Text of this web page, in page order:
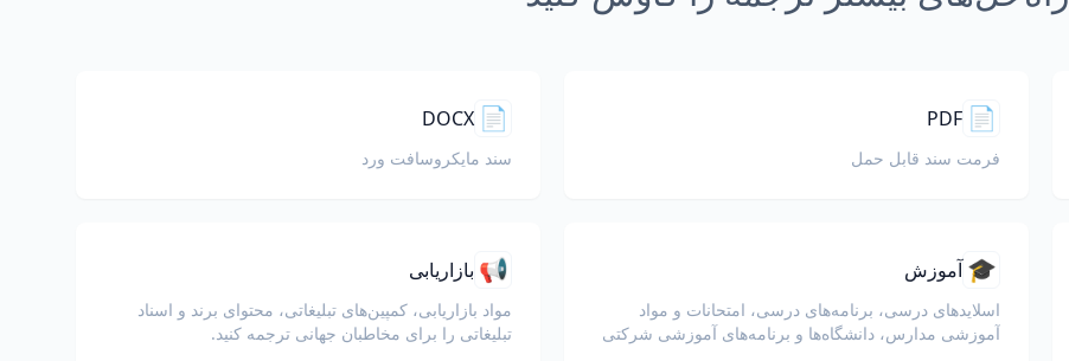
📄
PDF
فرمت سند قابل حمل
📄
DOCX
سند مایکروسافت ورد
🎓 آموزش
اسلایدهای درسی، برنامه‌های درسی، امتحانات و مواد
آموزشی مدارس، دانشگاه‌ها و برنامه‌های آموزشی شرکتی
📢 بازاریابی
مواد بازاریابی، کمپین‌های تبلیغاتی، محتوای برند و اسناد
تبلیغاتی را برای مخاطبان جهانی ترجمه کنید.